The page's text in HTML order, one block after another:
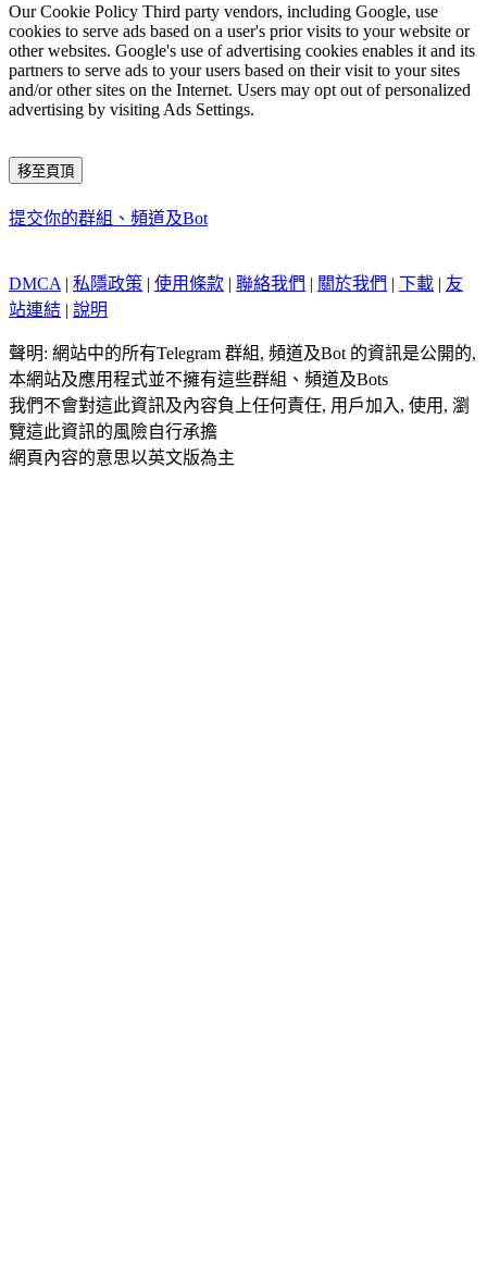
Our Cookie Policy Third party vendors, including Google, use
cookies to serve ads based on a user's prior visits to your website or
other websites. Google's use of advertising cookies enables it and its
partners to serve ads to your users based on their visit to your sites
and/or other sites on the Internet. Users may opt out of personalized
advertising by visiting Ads Settings.
移至頁頂
提交你的群組、頻道及Bot
DMCA | 私隱政策 | 使用條款 | 聯絡我們 | 關於我們 | 下載 | 友
站連結 | 說明
聲明: 網站中的所有Telegram 群組, 頻道及Bot 的資訊是公開的,
本網站及應用程式並不擁有這些群組、頻道及Bots
我們不會對這此資訊及內容負上任何責任, 用戶加入, 使用, 瀏
覽這此資訊的風險自行承擔
網頁內容的意思以英文版為主